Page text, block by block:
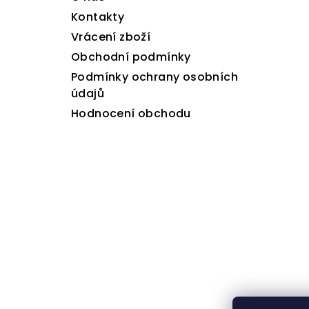
Kontakty
Vrácení zboží
Obchodní podmínky
Podmínky ochrany osobních
údajů
Hodnocení obchodu